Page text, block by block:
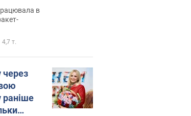
в
4,7 т.
через
раніше